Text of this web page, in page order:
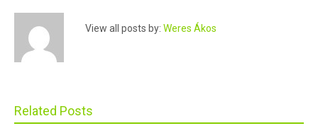
View all posts by: Weres Ákos
Related Posts